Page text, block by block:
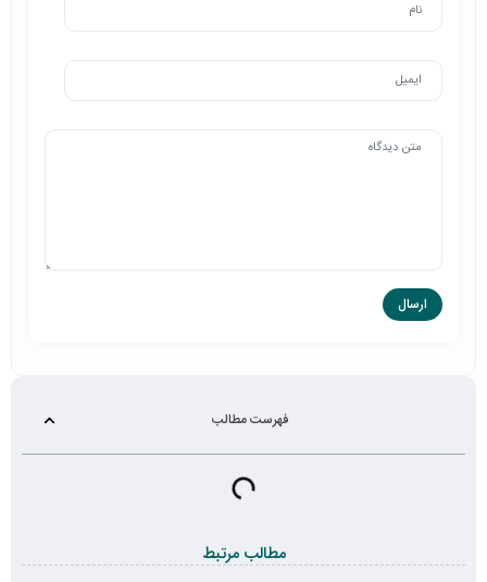
فهرست مطالب
مطالب مرتبط